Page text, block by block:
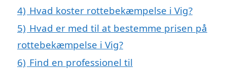
4) Hvad koster rottebekæmpelse i Vig?
5) Hvad er med til at bestemme prisen på
rottebekæmpelse i Vig?
6) Find en professionel til